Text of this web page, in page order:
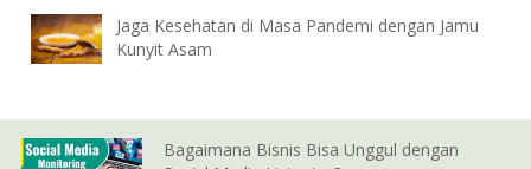
Jaga Kesehatan di Masa Pandemi dengan Jamu
Kunyit Asam
Bagaimana Bisnis Bisa Unggul dengan